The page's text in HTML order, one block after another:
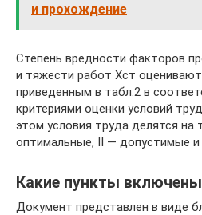
и прохождение
Степень вредности факторов
и тяжести работ Хст
приведенным в табл.2 в
критериями оценки условий
этом условия труда делятся на
оптимальные, II — допустимые и
Какие пункты
Документ представлен в виде